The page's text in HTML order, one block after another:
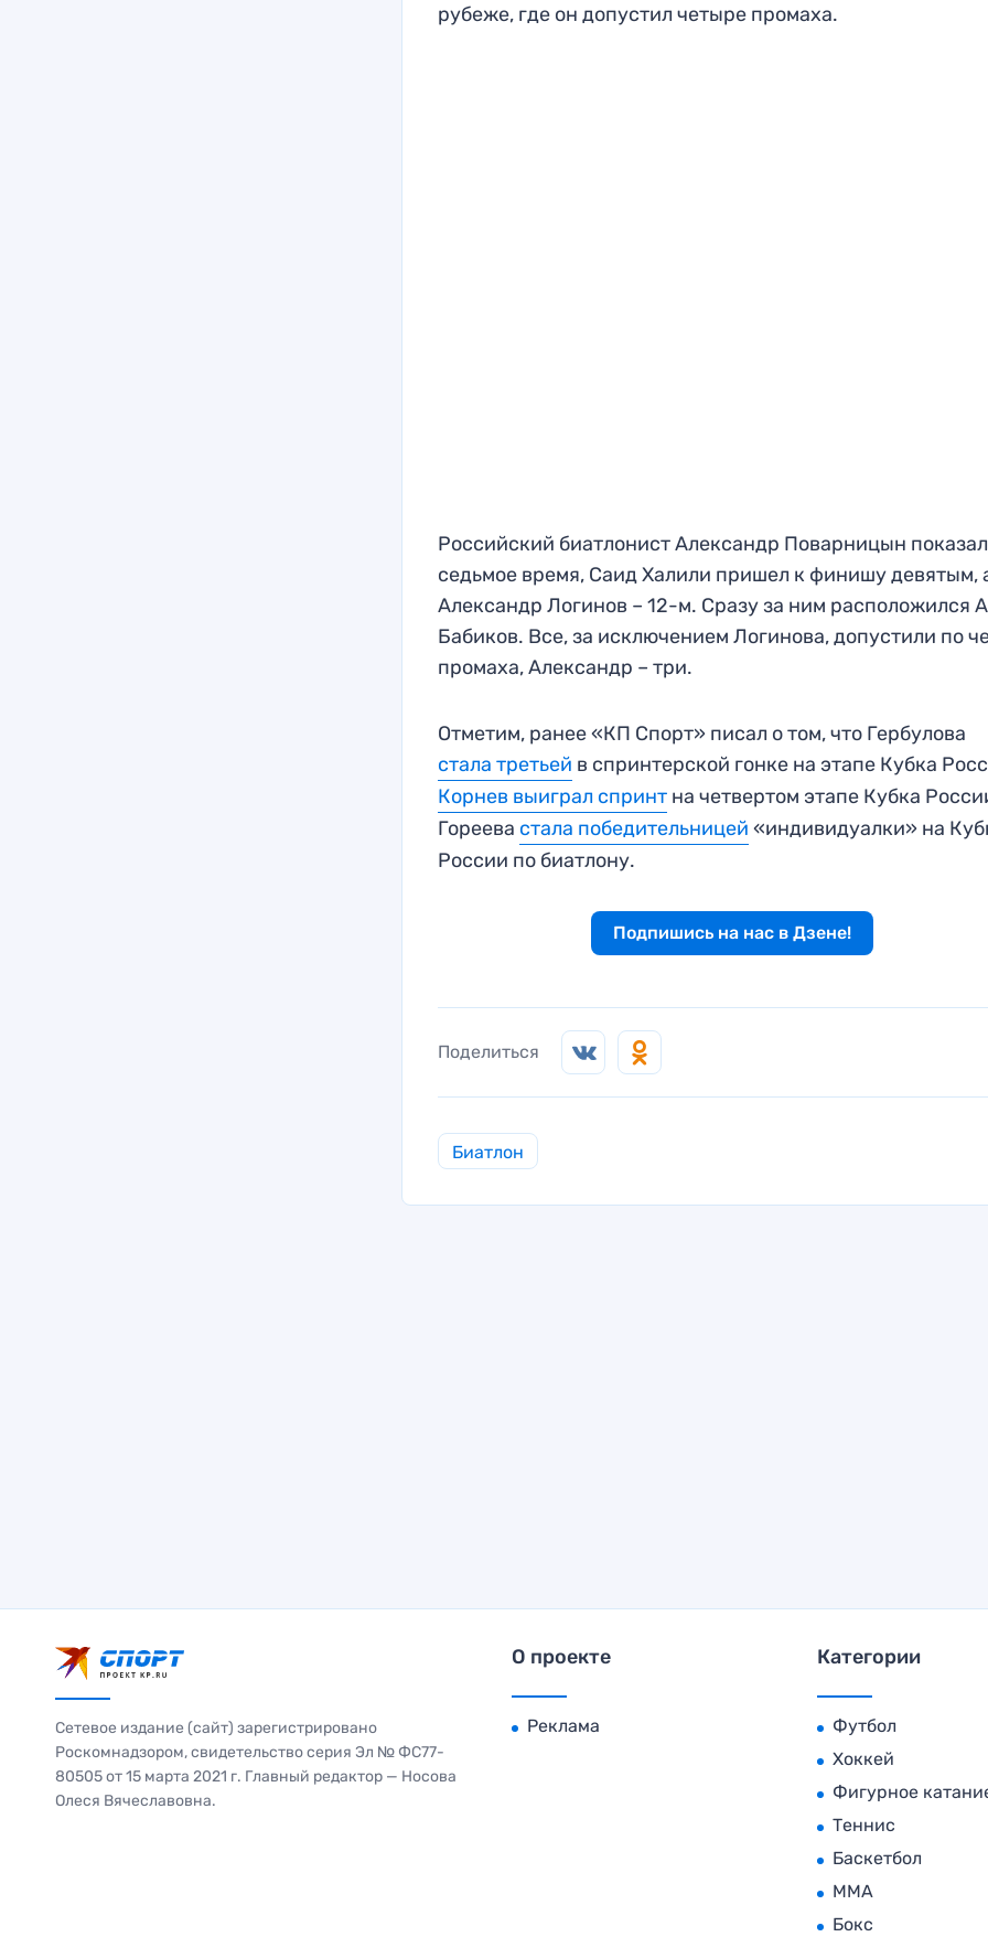
рубеже, где он допустил четыре промаха.
Российский биатлонист Александр Поварницын показал
седьмое время, Саид Халили пришел к финишу девятым,
Александр Логинов – 12-м. Сразу за ним расположился
Бабиков. Все, за исключением Логинова, допустили по
промаха, Александр – три.
Отметим, ранее «КП Спорт» писал о том, что Гербулова
стала третьей в спринтерской гонке на этапе Кубка
Корнев выиграл спринт на четвертом этапе Кубка
Гореева стала победительницей «индивидуалки» на
России по биатлону.
Подпишись на нас в Дзене!
Поделиться
Биатлон
Сетевое издание (сайт) зарегистрировано
Роскомнадзором, свидетельство серия Эл № ФС77-
80505 от 15 марта 2021 г. Главный редактор — Носова
Олеся Вячеславовна.
О проекте
Реклама
Категории
Футбол
Хоккей
Фигурное
Теннис
Баскетбол
MMA
Бокс